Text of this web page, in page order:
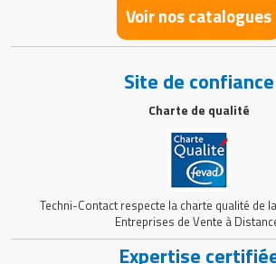
Voir nos catalogues
Site de confiance
Charte de qualité
Techni-Contact respecte la charte qualité de
Entreprises de Vente à
Expertise